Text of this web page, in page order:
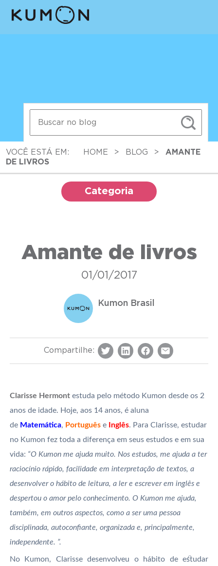
VOCÊ ESTÁ EM: HOME > BLOG >
AMANTE
DE LIVROS
Categoria
Amante de livros
01/01/2017
Kumon Brasil
Compartilhe:
Clarisse Hermont estuda pelo método Kumon desde os 2
anos de idade. Hoje, aos 14 anos, é aluna
de Matemática, Português e Inglês. Para Clarisse, estudar
no Kumon fez toda a diferença em seus estudos e em sua
vida: “O Kumon me ajuda muito. Nos estudos, me ajuda a ter
raciocínio rápido, facilidade em interpretação de textos, a
desenvolver o hábito de leitura, a ler e escrever em inglês e
despertou o amor pelo conhecimento. O Kumon me ajuda,
também, em outros aspectos, como a ser uma pessoa
disciplinada, autoconfiante, organizada e, principalmente,
independente. ”.
No Kumon, Clarisse desenvolveu o hábito de estudar